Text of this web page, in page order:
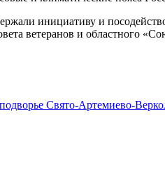
инициативу и
ветеранов и областного
Свято-Артемиево-